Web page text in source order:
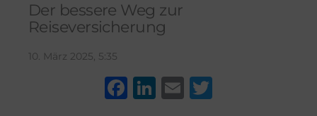
Der bessere Weg zur
Reiseversicherung
10. März 2025, 5:35
F
Li
E